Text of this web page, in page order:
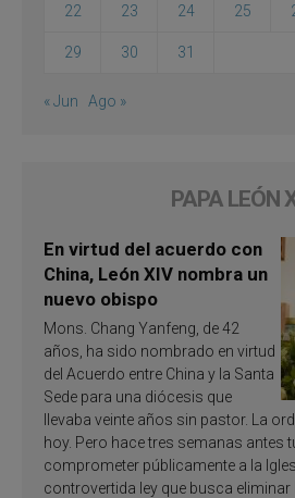
22 23 24 25
29 30 31
« Jun Ago »
PAPA LEÓN
En virtud del acuerdo con
China, León XIV nombra un
nuevo obispo
Mons. Chang Yanfeng, de 42
años, ha sido nombrado en virtud
del Acuerdo entre China y la Santa
Sede para una diócesis que
llevaba veinte años sin pastor. La
hoy. Pero hace tres semanas antes
comprometer públicamente a la
controvertida ley que busca eliminar